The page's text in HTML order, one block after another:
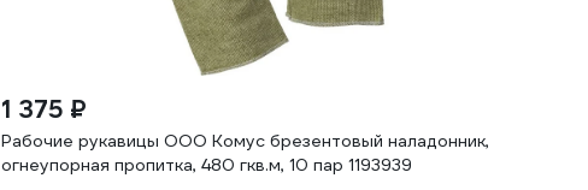
1 375 ₽
Рабочие рукавицы ООО Комус брезентовый наладонник,
огнеупорная пропитка, 480 гкв.м, 10 пар 1193939